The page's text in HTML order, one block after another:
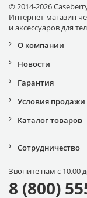
© 2014-2026
Интернет-магазин
и аксессуаров для
О компании
Новости
Гарантия
Условия продажи
Каталог товаров
Сотрудничество
Звоните нам с 10.00
8 (800)